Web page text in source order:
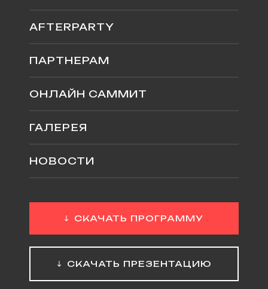
AFTERPARTY
ПАРТНЕРАМ
ОНЛАЙН САММИТ
ГАЛЕРЕЯ
НОВОСТИ
СКАЧАТЬ ПРОГРАММУ
СКАЧАТЬ ПРЕЗЕНТАЦИЮ